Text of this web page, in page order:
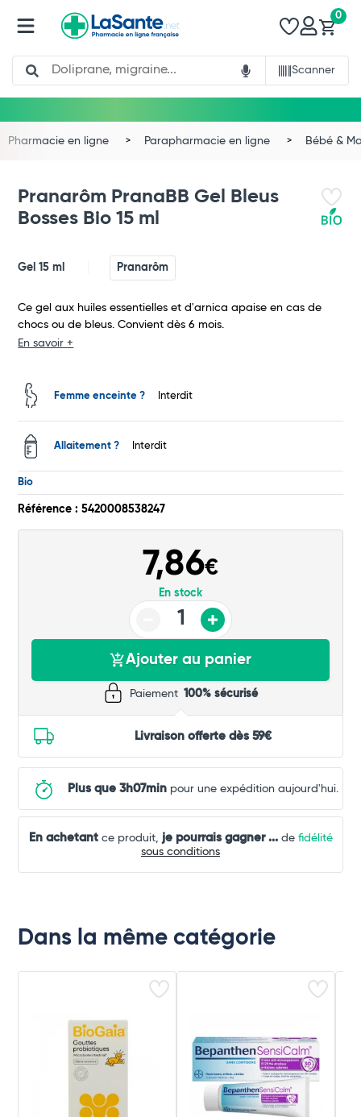
Search
Scanner
0
Total
Commander
Pharmacie en ligne Parapharmacie en ligne Bébé &
Pranarôm PranaBB Gel Bleus
Bosses Bio 15 ml
Gel 15 ml Pranarôm
Ce gel aux huiles essentielles et d'arnica apaise en cas de
chocs ou de bleus. Convient dès 6 mois.
En savoir +
Femme enceinte ? Interdit
Allaitement ? Interdit
Bio
Référence : 5420008538247
7,86€
En stock
Ajouter au panier
Paiement 100% sécurisé
Livraison offerte dès 59€
Plus que 3h07min pour une expédition aujourd'hui.
En achetantce produit, je pourrais gagner ...de fidélité
sous conditions
Dans la même catégorie